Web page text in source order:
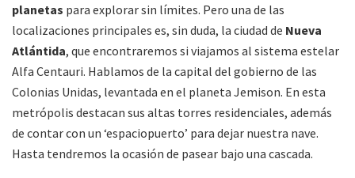
planetas para explorar sin límites. Pero una de las
localizaciones principales es, sin duda, la ciudad de Nueva
Atlántida, que encontraremos si viajamos al sistema estelar
Alfa Centauri. Hablamos de la capital del gobierno de las
Colonias Unidas, levantada en el planeta Jemison. En esta
metrópolis destacan sus altas torres residenciales, además
de contar con un ‘espaciopuerto’ para dejar nuestra nave.
Hasta tendremos la ocasión de pasear bajo una cascada.